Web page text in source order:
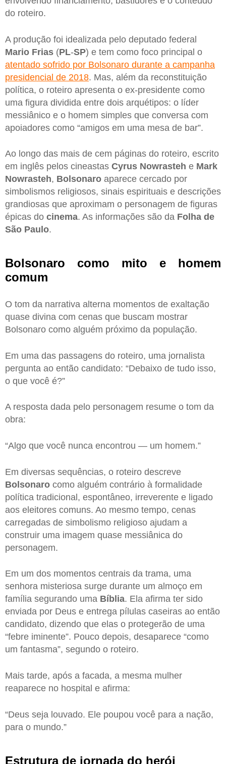
do roteiro.
A produção foi idealizada pelo deputado federal
Mario Frias (PL-SP) e tem como foco principal o
atentado sofrido por Bolsonaro durante a campanha
presidencial de 2018. Mas, além da reconstituição
política, o roteiro apresenta o ex-presidente como
uma figura dividida entre dois arquétipos: o líder
messiânico e o homem simples que conversa com
apoiadores como “amigos em uma mesa de bar”.
Ao longo das mais de cem páginas do roteiro, escrito
em inglês pelos cineastas Cyrus Nowrasteh e Mark
Nowrasteh, Bolsonaro aparece cercado por
simbolismos religiosos, sinais espirituais e descrições
grandiosas que aproximam o personagem de figuras
épicas do cinema. As informações são da Folha de
São Paulo.
Bolsonaro como mito e homem
comum
O tom da narrativa alterna momentos de exaltação
quase divina com cenas que buscam mostrar
Bolsonaro como alguém próximo da população.
Em uma das passagens do roteiro, uma jornalista
pergunta ao então candidato: “Debaixo de tudo isso,
o que você é?”
A resposta dada pelo personagem resume o tom da
obra:
“Algo que você nunca encontrou — um homem.”
Em diversas sequências, o roteiro descreve
Bolsonaro como alguém contrário à formalidade
política tradicional, espontâneo, irreverente e ligado
aos eleitores comuns. Ao mesmo tempo, cenas
carregadas de simbolismo religioso ajudam a
construir uma imagem quase messiânica do
personagem.
Em um dos momentos centrais da trama, uma
senhora misteriosa surge durante um almoço em
família segurando uma Bíblia. Ela afirma ter sido
enviada por Deus e entrega pílulas caseiras ao então
candidato, dizendo que elas o protegerão de uma
“febre iminente”. Pouco depois, desaparece “como
um fantasma”, segundo o roteiro.
Mais tarde, após a facada, a mesma mulher
reaparece no hospital e afirma:
“Deus seja louvado. Ele poupou você para a nação,
para o mundo.”
Estrutura de jornada do herói